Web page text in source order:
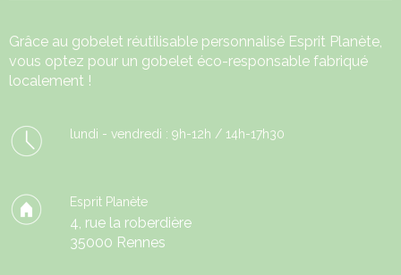
Grâce au gobelet réutilisable personnalisé Esprit Planète,
vous optez pour un gobelet éco-responsable fabriqué
localement !
lundi - vendredi : 9h-12h / 14h-17h30
Esprit Planète
4, rue la roberdière
35000 Rennes